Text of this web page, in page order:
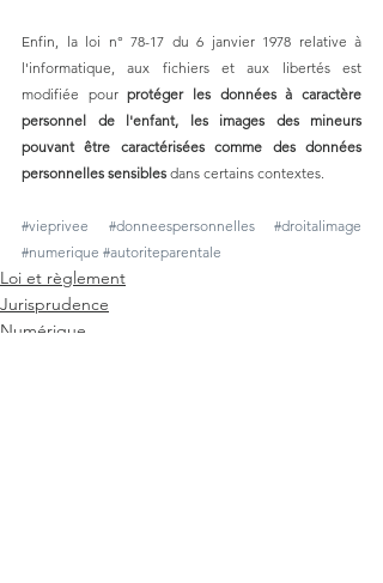
Enfin, la loi n° 78-17 du 6 janvier 1978 relative à
l'informatique, aux fichiers et aux libertés est
modifiée pour protéger les données à caractère
personnel de l'enfant, les images des mineurs
pouvant être caractérisées comme des données
personnelles sensibles dans certains contextes.
#vieprivee #donneespersonnelles
#droitalimage
#numerique #autoriteparentale
Loi et règlement
Jurisprudence
Numérique